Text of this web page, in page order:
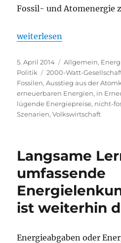
Fossil- und Atomenergie
„Einmal mehr: in
weiterlesen
Veröffentlicht
am
5. April 2014 Kategorien
Allgemein,
Politik
Schlagwörter
2000-Watt-
Fossilen,Ausstieg aus der
erneuerbaren Energien, in
lügende Energiepreise, nicht-
Szenarien,Volkswirtschaft
Langsame
umfassende
ist weiterhin
Energieabgaben oder